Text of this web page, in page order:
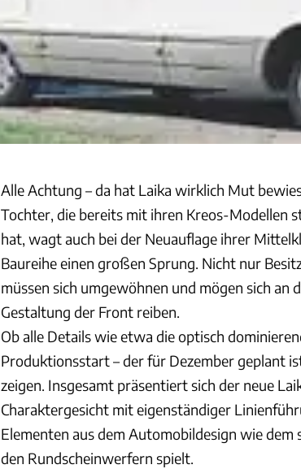
Alle Achtung – da hat Laika wirklich Mut
Tochter, die bereits mit ihren Kreos-Modellen
hat, wagt auch bei der Neuauflage ihrer
Baureihe einen großen Sprung. Nicht nur
müssen sich umgewöhnen und mögen sich an
Gestaltung der Front reiben.
Ob alle Details wie etwa die optisch
Produktionsstart – der für Dezember geplant
zeigen. Insgesamt präsentiert sich der neue
Charaktergesicht mit eigenständiger
Elementen aus dem Automobildesign wie
den Rundscheinwerfern spielt.